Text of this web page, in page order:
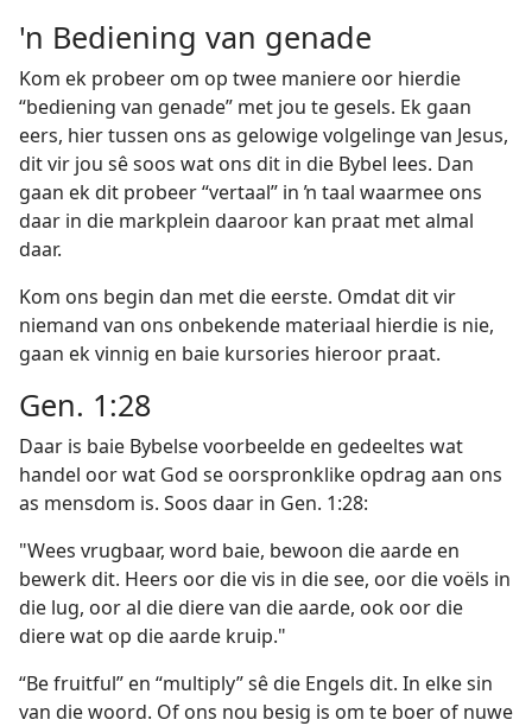
'n Bediening van genade
Kom ek probeer om op twee maniere oor hierdie
“bediening van genade” met jou te gesels. Ek gaan
eers, hier tussen ons as gelowige volgelinge van Jesus,
dit vir jou sê soos wat ons dit in die Bybel lees. Dan
gaan ek dit probeer “vertaal” in ŉ taal waarmee ons
daar in die markplein daaroor kan praat met almal
daar.
Kom ons begin dan met die eerste. Omdat dit vir
niemand van ons onbekende materiaal hierdie is nie,
gaan ek vinnig en baie kursories hieroor praat.
Gen. 1:28
Daar is baie Bybelse voorbeelde en gedeeltes wat
handel oor wat God se oorspronklike opdrag aan ons
as mensdom is. Soos daar in Gen. 1:28:
"Wees vrugbaar, word baie, bewoon die aarde en
bewerk dit. Heers oor die vis in die see, oor die voëls in
die lug, oor al die diere van die aarde, ook oor die
diere wat op die aarde kruip."
“Be fruitful” en “multiply” sê die Engels dit. In elke sin
van die woord. Of ons nou besig is om te boer of nuwe